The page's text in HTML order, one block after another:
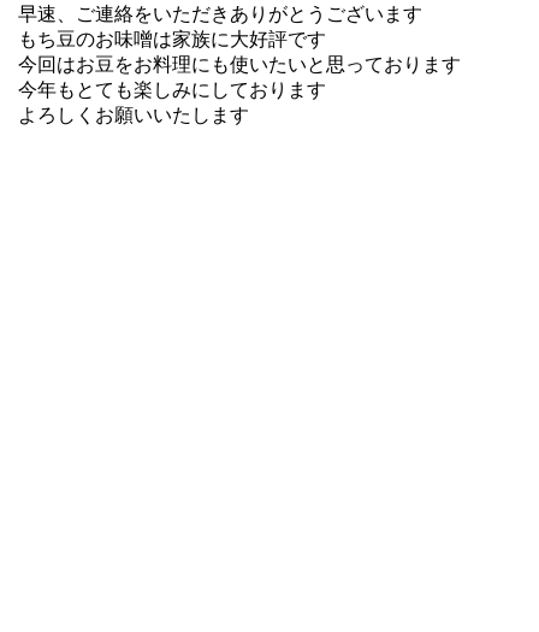
早速、ご連絡をいただきありがとうございます
もち豆のお味噌は家族に大好評です
今回はお豆をお料理にも使いたいと思っております
今年もとても楽しみにしております
よろしくお願いいたします